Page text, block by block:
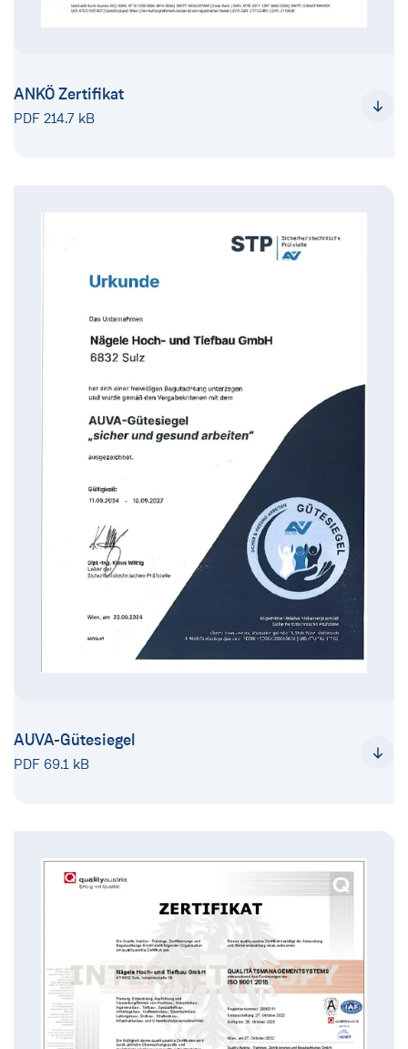
ANKÖ Zertifikat
PDF 214.7 kB
AUVA-Gütesiegel
PDF 69.1 kB